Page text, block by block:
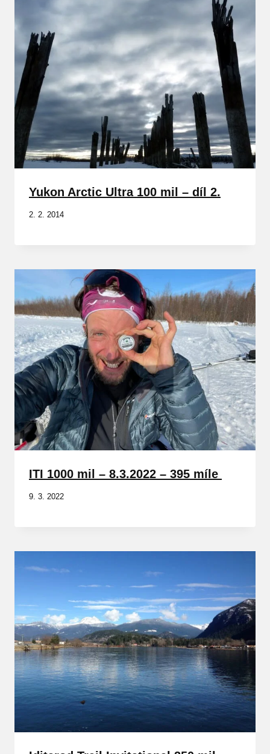
Yukon Arctic Ultra 100 mil – díl 2.
2. 2. 2014
ITI 1000 mil – 8.3.2022 – 395 míle
9. 3. 2022